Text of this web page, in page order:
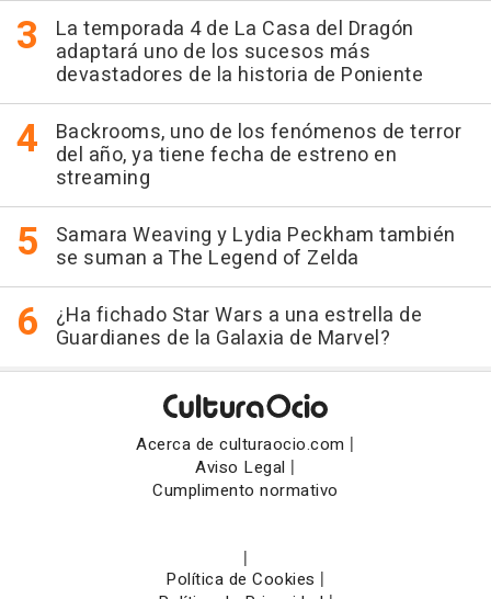
La temporada 4 de La Casa del Dragón
adaptará uno de los sucesos más
devastadores de la historia de Poniente
Backrooms, uno de los fenómenos de terror
del año, ya tiene fecha de estreno en
streaming
Samara Weaving y Lydia Peckham también
se suman a The Legend of Zelda
¿Ha fichado Star Wars a una estrella de
Guardianes de la Galaxia de Marvel?
Acerca de culturaocio.com |
Aviso Legal |
Cumplimento normativo
|
Política de Cookies |